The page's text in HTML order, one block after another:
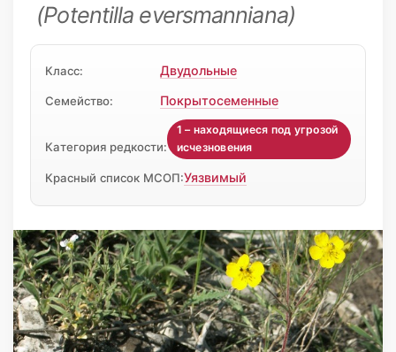
(Potentilla eversmanniana)
Класс: Двудольные
Семейство: Покрытосеменные
Категория редкости:
1 – находящиеся под угрозой
исчезновения
Красный список МСОП:Уязвимый